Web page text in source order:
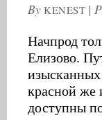
By KENEST |
Начпрод
Елизово.
красной же
доступны